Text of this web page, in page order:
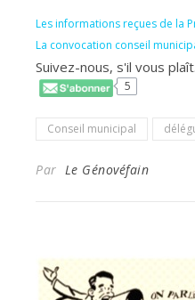
Les informations reçues de la
La convocation conseil
Suivez-nous, s'il vous
5
Conseil municipal
Par Le Génovéfain